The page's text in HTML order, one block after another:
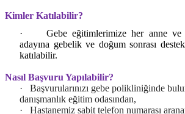
Kimler Katılabilir?
·
Gebe eğitimlerimize her anne
adayına gebelik ve doğum sonrası
katılabilir.
Nasıl Başvuru Yapılabilir?
·
Başvurularınızı gebe polikliniğinde
danışmanlık eğitim odasından,
·
Hastanemiz sabit telefon numarası